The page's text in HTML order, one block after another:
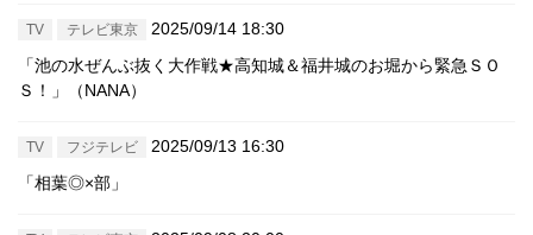
TV テレビ東京
2025/09/14 18:30
「池の水ぜんぶ抜く大作戦★高知城＆福井城のお堀から緊急ＳＯ
Ｓ！」（NANA）
TV フジテレビ
2025/09/13 16:30
「相葉◎×部」